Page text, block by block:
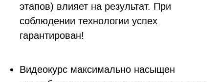
этапов) влияет на результат. При
соблюдении технологии успех
гарантирован!
Видеокурс максимально насыщен